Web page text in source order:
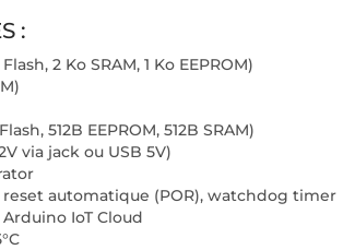
:
2 Ko SRAM, 1 Ko EEPROM)
512B EEPROM, 512B SRAM)
via jack ou USB 5V)
automatique (POR), watchdog timer
IoT Cloud